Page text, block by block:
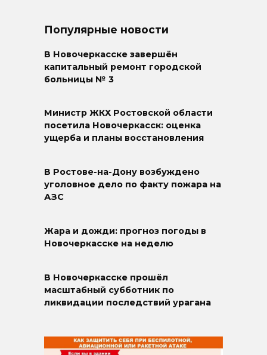
Популярные новости
В Новочеркасске завершён
капитальный ремонт городской
больницы № 3
Министр ЖКХ Ростовской области
посетила Новочеркасск: оценка
ущерба и планы восстановления
В Ростове-на-Дону возбуждено
уголовное дело по факту пожара на
АЗС
Жара и дожди: прогноз погоды в
Новочеркасске на неделю
В Новочеркасске прошёл
масштабный субботник по
ликвидации последствий урагана